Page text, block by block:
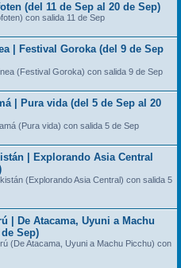
(del 11 de Sep al 20 de Sep)
con salida 11 de Sep
| Festival Goroka (del 9 de Sep
(Festival Goroka) con salida 9 de Sep
| Pura vida (del 5 de Sep al 20
(Pura vida) con salida 5 de Sep
| Explorando Asia Central
(Explorando Asia Central) con salida 5
| De Atacama, Uyuni a Machu
Sep)
(De Atacama, Uyuni a Machu Picchu) con